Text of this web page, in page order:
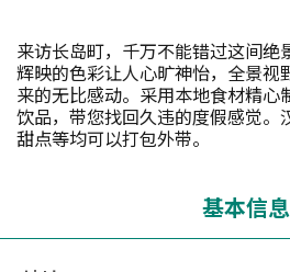
来访长岛町，千万不能错过这间绝
辉映的色彩让人心旷神怡，全景视
来的无比感动。采用本地食材精心
饮品，带您找回久违的度假感觉。
甜点等均可以打包外带。
基本信息